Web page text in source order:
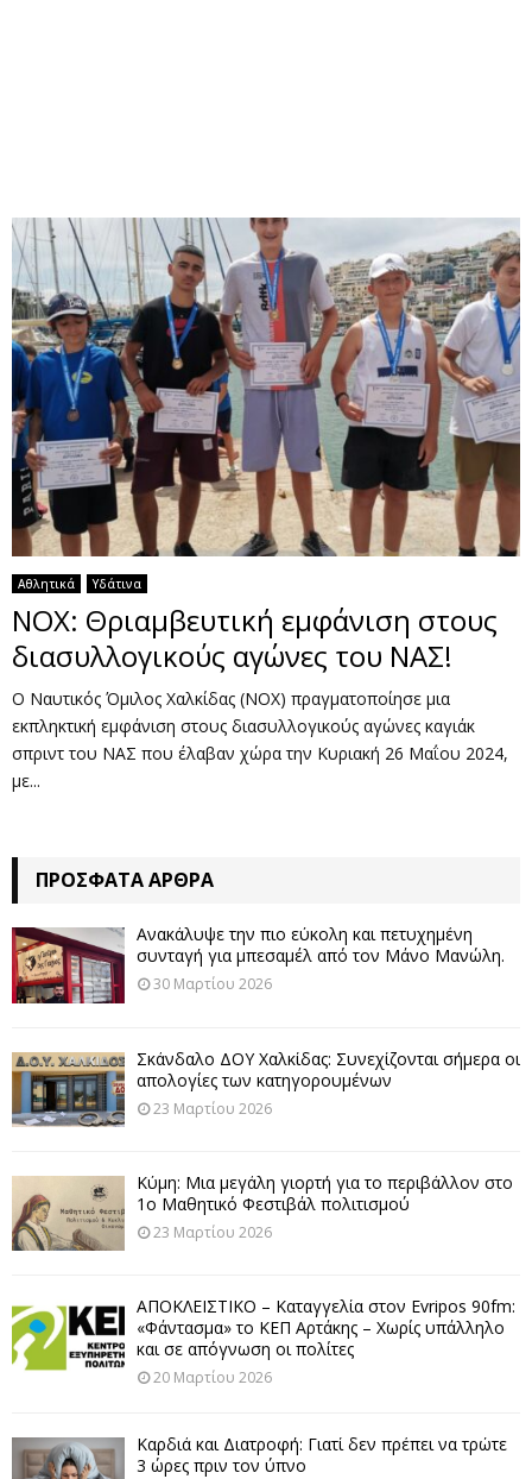
U
Αθλητικά Υδάτινα
ΝΟΧ: Θριαμβευτική εμφάνιση στους
διασυλλογικούς αγώνες του ΝΑΣ!
Ο Ναυτικός Όμιλος Χαλκίδας (ΝΟΧ) πραγματοποίησε μια
εκπληκτική εμφάνιση στους διασυλλογικούς αγώνες καγιάκ
σπριντ του ΝΑΣ που έλαβαν χώρα την Κυριακή 26 Μαΐου 2024,
με...
ΠΡΌΣΦΑΤΑ ΆΡΘΡΑ
Ανακάλυψε την πιο εύκολη και πετυχημένη
συνταγή για μπεσαμέλ από τον Μάνο Μανώλη.
30 Μαρτίου 2026
Σκάνδαλο ΔΟΥ Χαλκίδας: Συνεχίζονται σήμερα οι
απολογίες των κατηγορουμένων
23 Μαρτίου 2026
Κύμη: Μια μεγάλη γιορτή για το περιβάλλον στο
1ο Μαθητικό Φεστιβάλ πολιτισμού
23 Μαρτίου 2026
ΑΠΟΚΛΕΙΣΤΙΚΟ – Καταγγελία στον Evripos 90fm:
«Φάντασμα» το ΚΕΠ Αρτάκης – Χωρίς υπάλληλο
και σε απόγνωση οι πολίτες
20 Μαρτίου 2026
Καρδιά και Διατροφή: Γιατί δεν πρέπει να τρώτε
3 ώρες πριν τον ύπνο